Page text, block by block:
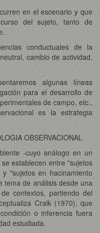
en el escenario y que
del sujeto, tanto de
conductuales de la
cambio de actividad,
algunas líneas
para el desarrollo de
de campo, etc.,
es la estrategia
OBSERVACIONAL
-cuyo análogo en un
establecen entre "sujetos
"sujetos en hacinamiento
tema de análisis desde una
contextos, partiendo del
Craik (1970), que
o inferencia fuera
estudiada.